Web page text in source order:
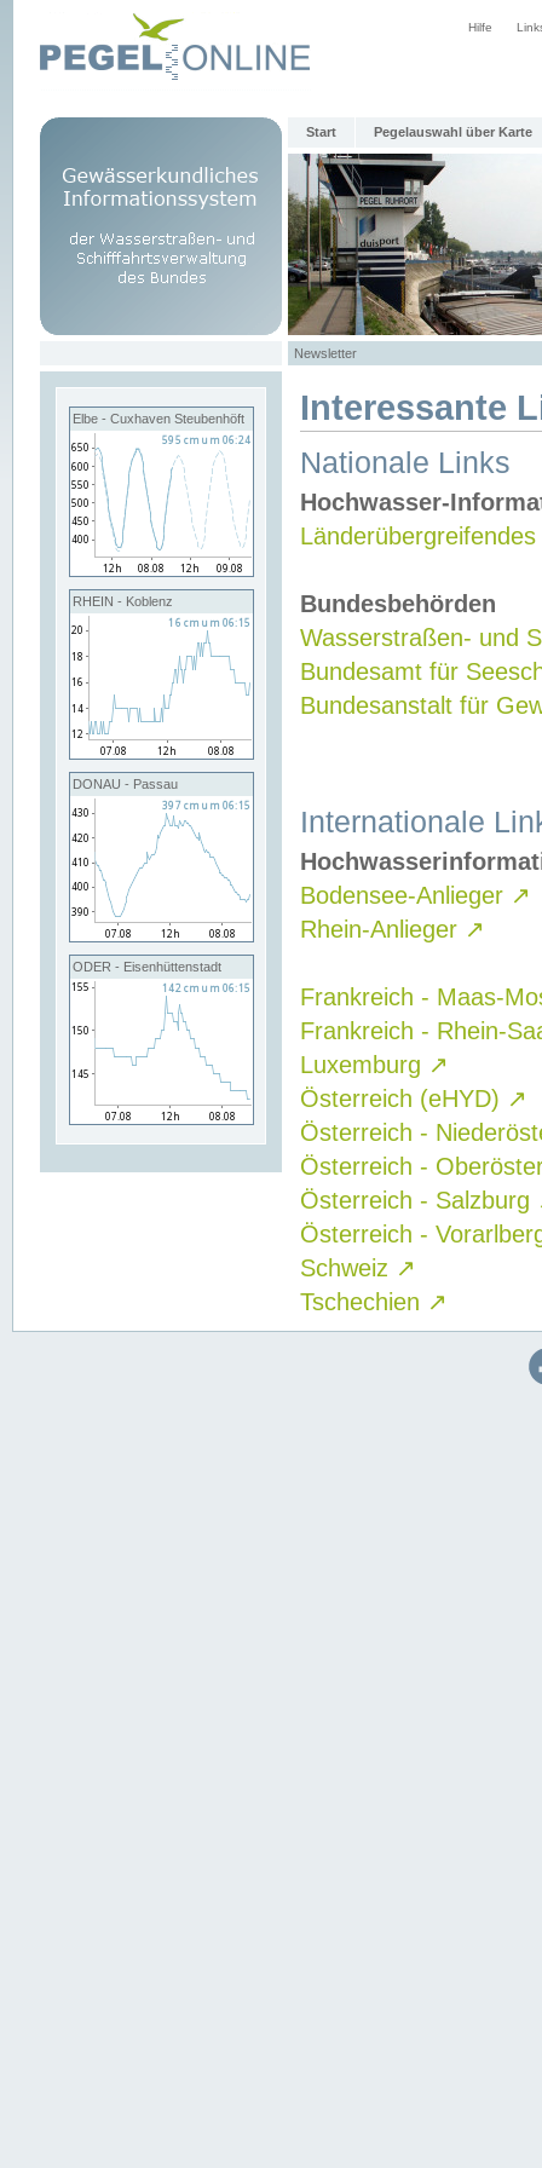
Hilfe
Start Pegelauswahl über Karte
Newsletter
Elbe - Cuxhaven Steubenhöft
RHEIN - Koblenz
DONAU - Passau
ODER - Eisenhüttenstadt
Interessante
Nationale Links
Hochwasser-
Bundesbehörden
Wasserstraßen- und
Bundesamt für
Bundesanstalt für
Internationale
Bodensee-Anlieger ↗
Rhein-Anlieger ↗
Frankreich - Maas-
Frankreich - Rhein-
Luxemburg ↗
Österreich (eHYD) ↗
Österreich -
Österreich -
Österreich - Salzburg
Österreich -
Schweiz ↗
Tschechien ↗